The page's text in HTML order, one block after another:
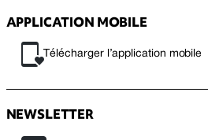
APPLICATION MOBILE
Télécharger l’application mobile
NEWSLETTER